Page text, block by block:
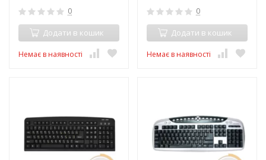
0
Додати в кошик
Немає в наявності
0
Додати в кошик
Немає в наявності